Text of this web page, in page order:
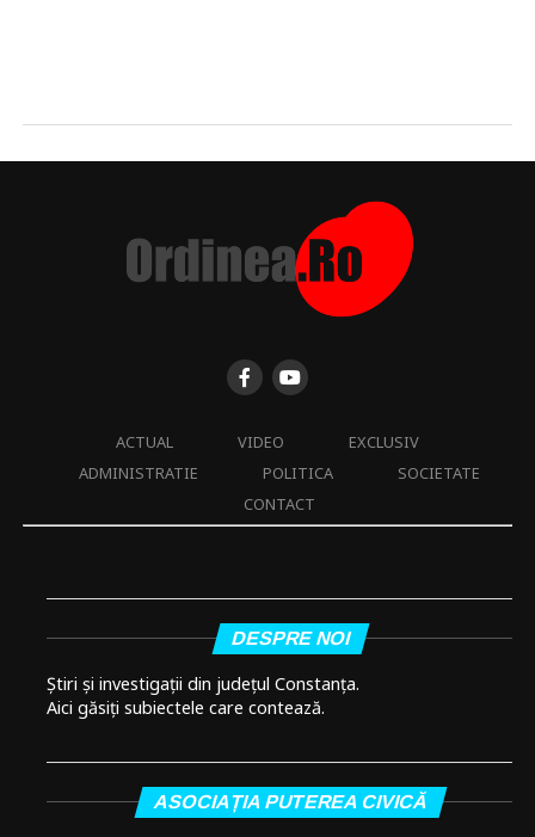
ACTUAL VIDEO
EXCLUSIV
ADMINISTRATIE
POLITICA
SOCIETATE
CONTACT
DESPRE NOI
Știri și investigații din județul Constanța.
Aici găsiți subiectele care contează.
ASOCIAȚIA PUTEREA CIVICĂ